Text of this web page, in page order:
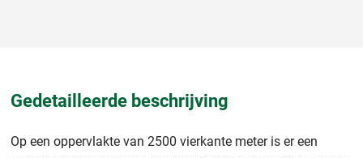
Gedetailleerde beschrijving
Op een oppervlakte van 2500 vierkante meter is er een